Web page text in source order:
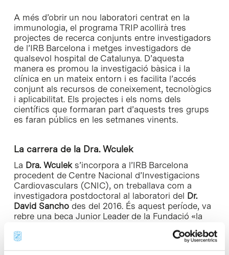
A més d’obrir un nou laboratori centrat en la
immunologia, el programa TRIP acollirà tres
projectes de recerca conjunts entre investigadors
de l’IRB Barcelona i metges investigadors de
qualsevol hospital de Catalunya. D’aquesta
manera es promou la investigació bàsica i la
clínica en un mateix entorn i es facilita l’accés
conjunt als recursos de coneixement, tecnològics
i aplicabilitat. Els projectes i els noms dels
científics que formaran part d’aquests tres grups
es faran públics en les setmanes vinents.
La carrera de la Dra. Wculek
La Dra. Wculeks’incorpora a l’IRB Barcelona
procedent de Centre Nacional d’Investigacions
Cardiovasculars (CNIC), on treballava com a
investigadora postdoctoral al laboratori del Dr.
David Sanchodes del 2016. És aquest període, va
rebre una beca Junior Leader de la Fundació «la
immune. Concretament, va investigar com les